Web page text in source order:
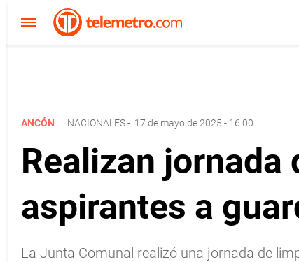
ANCÓN NACIONALES- 17 de mayo de 2025 - 16:00
Realizan jornada
aspirantes a
La Junta Comunal realizó una jornada de